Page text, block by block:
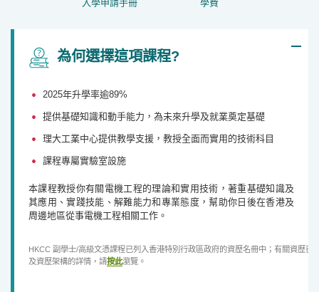
入學申請手冊 學費
為何選擇這項課程?
2025年升學率逾89%
提供基礎知識和動手能力，為未來升學及就業奠定基礎
理大工業中心提供教學支援，教授全面而實用的技術科目
課程專屬實驗室設施
本課程教授你有關電機工程的理論和實用技術，著重基礎知識及
其應用、實踐技能、解難能力和專業態度，幫助你日後在香港及
周邊地區從事電機工程相關工作。
HKCC 副學士/高級文憑課程已列入香港特別行政區政府的資歷名冊中；有關資歷
及資歷架構的詳情，請按此瀏覽。